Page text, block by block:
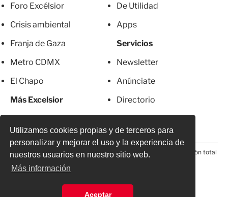
Utilizamos cookies propias y de terceros para
personalizar y mejorar el uso y la experiencia de
nuestros usuarios en nuestro sitio web.
Más información
Aceptar
Foro Excélsior
Crisis ambiental
Franja de Gaza
Metro CDMX
El Chapo
Más Excelsior
De Utilidad
Apps
Servicios
Newsletter
Anúnciate
Directorio
© 2026 Todos los derechos reservados. Prohibida la reproducción total
o parcial, incluyendo cualquier medio electrónico*